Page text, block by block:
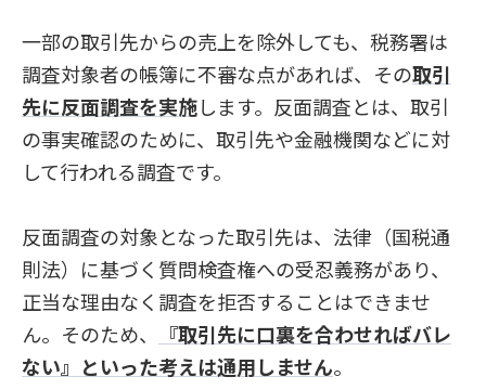
一部の取引先からの売上を除外しても、税務署は
調査対象者の帳簿に不審な点があれば、その取引
先に反面調査を実施します。反面調査とは、取引
の事実確認のために、取引先や金融機関などに対
して行われる調査です。
反面調査の対象となった取引先は、法律（国税通
則法）に基づく質問検査権への受忍義務があり、
正当な理由なく調査を拒否することはできませ
ん。そのため、
『取引先に口裏を合わせればバレ
ない』といった考えは通用しません。